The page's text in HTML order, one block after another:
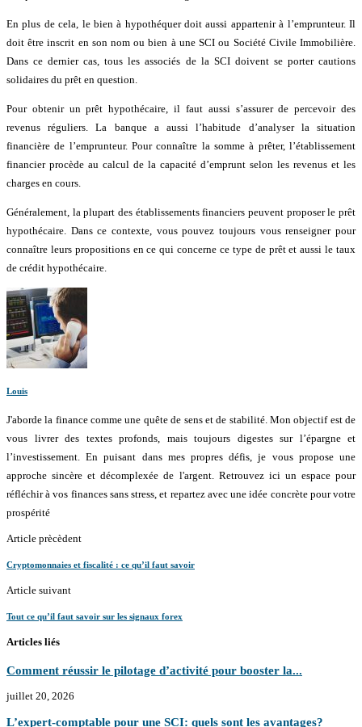
En plus de cela, le bien à hypothéquer doit aussi appartenir à l’emprunteur. Il
doit être inscrit en son nom ou bien à une SCI ou Société Civile Immobilière.
Dans ce dernier cas, tous les associés de la SCI doivent se porter cautions
solidaires du prêt en question.
Pour obtenir un prêt hypothécaire, il faut aussi s’assurer de percevoir des
revenus réguliers. La banque a aussi l’habitude d’analyser la situation
financière de l’emprunteur. Pour connaître la somme à prêter, l’établissement
financier procède au calcul de la capacité d’emprunt selon les revenus et les
charges en cours.
Généralement, la plupart des établissements financiers peuvent proposer le prêt
hypothécaire. Dans ce contexte, vous pouvez toujours vous renseigner pour
connaître leurs propositions en ce qui concerne ce type de prêt et aussi le taux
de crédit hypothécaire.
Louis
J'aborde la finance comme une quête de sens et de stabilité. Mon objectif est de
vous livrer des textes profonds, mais toujours digestes sur l’épargne et
l’investissement. En puisant dans mes propres défis, je vous propose une
approche sincère et décomplexée de l'argent. Retrouvez ici un espace pour
réfléchir à vos finances sans stress, et repartez avec une idée concrète pour votre
prospérité
Article prècèdent
Cryptomonnaies et fiscalité : ce qu’il faut savoir
Article suivant
Tout ce qu’il faut savoir sur les signaux forex
Articles liés
Comment réussir le pilotage d’activité pour booster la...
juillet 20, 2026
L’expert-comptable pour une SCI: quels sont les avantages?